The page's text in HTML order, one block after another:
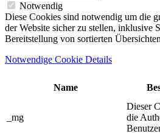
Notwendig
Diese Cookies sind notwendig um die
der Website sicher zu stellen, inklusive
Bereitstellung von sortierten
Notwendige Cookie Details
Name
_mg
Dieser
die